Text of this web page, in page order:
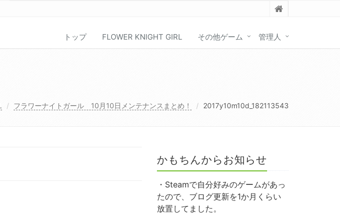
トップ FLOWER KNIGHT GIRL その他ゲーム 管理人
フラワーナイトガール 10月10日メンテナンスまとめ！ 2017y10m10d_182113543
かもちんからお知らせ
・Steamで自分好みのゲームがあっ
たので、ブログ更新を1か月くらい
放置してました。